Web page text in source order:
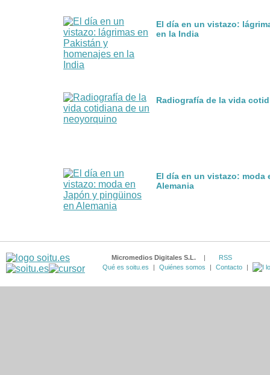
El día en un vistazo:
en la India
Radiografía de la vida
El día en un vistazo:
Alemania
Micromedios Digitales S.L. |
RSS
Qué es soitu.es
| Quiénes somos | Contacto |